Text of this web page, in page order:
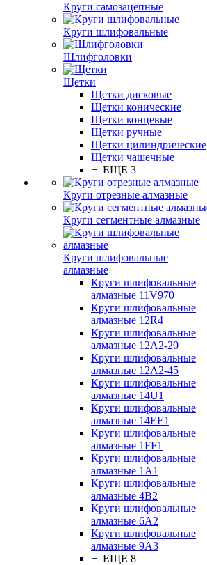
Круги самозацепные
Круги шлифовальные
Шлифголовки
Щетки
Щетки дисковые
Щетки конические
Щетки концевые
Щетки ручные
Щетки цилиндрические
Щетки чашечные
+ ЕЩЕ 3
Круги отрезные алмазные
Круги сегментные алмазные
Круги шлифовальные
алмазные
Круги шлифовальные
алмазные 11V970
Круги шлифовальные
алмазные 12R4
Круги шлифовальные
алмазные 12А2-20
Круги шлифовальные
алмазные 12А2-45
Круги шлифовальные
алмазные 14U1
Круги шлифовальные
алмазные 14ЕЕ1
Круги шлифовальные
алмазные 1FF1
Круги шлифовальные
алмазные 1А1
Круги шлифовальные
алмазные 4В2
Круги шлифовальные
алмазные 6A2
Круги шлифовальные
алмазные 9А3
+ ЕЩЕ 8